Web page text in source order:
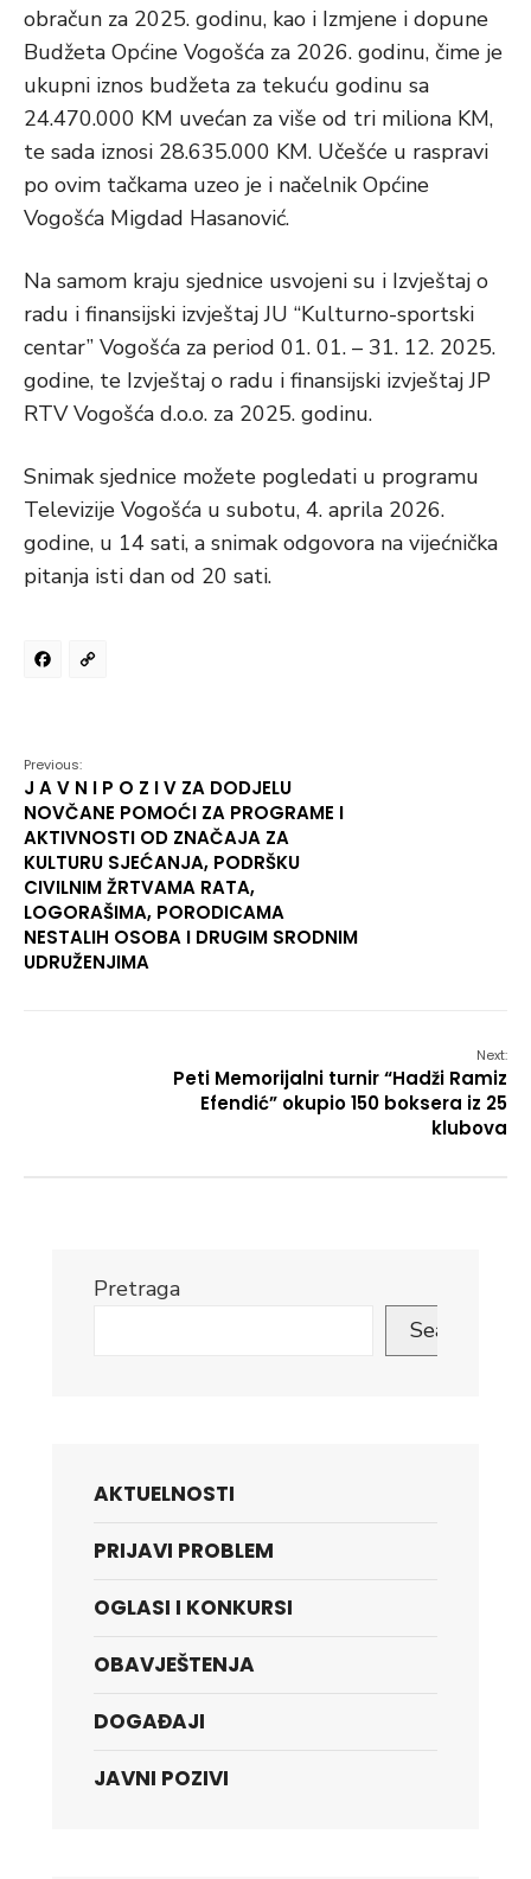
obračun za 2025. godinu, kao i Izmjene i dopune
Budžeta Općine Vogošća za 2026. godinu, čime je
ukupni iznos budžeta za tekuću godinu sa
24.470.000 KM uvećan za više od tri miliona KM,
te sada iznosi 28.635.000 KM. Učešće u raspravi
po ovim tačkama uzeo je i načelnik Općine
Vogošća Migdad Hasanović.
Na samom kraju sjednice usvojeni su i Izvještaj o
radu i finansijski izvještaj JU “Kulturno-sportski
centar” Vogošća za period 01. 01. – 31. 12. 2025.
godine, te Izvještaj o radu i finansijski izvještaj JP
RTV Vogošća d.o.o. za 2025. godinu.
Snimak sjednice možete pogledati u programu
Televizije Vogošća u subotu, 4. aprila 2026.
godine, u 14 sati, a snimak odgovora na vijećnička
pitanja isti dan od 20 sati.
Facebook
Previous:
J A V N I P O Z I V ZA DODJELU
NOVČANE POMOĆI ZA PROGRAME I
AKTIVNOSTI OD ZNAČAJA ZA
KULTURU SJEĆANJA, PODRŠKU
CIVILNIM ŽRTVAMA RATA,
LOGORAŠIMA, PORODICAMA
NESTALIH OSOBA I DRUGIM SRODNIM
UDRUŽENJIMA
Next:
Peti Memorijalni turnir “Hadži Ramiz
Efendić” okupio 150 boksera iz 25
klubova
Pretraga
Search
AKTUELNOSTI
PRIJAVI PROBLEM
OGLASI I KONKURSI
OBAVJEŠTENJA
DOGAĐAJI
JAVNI POZIVI